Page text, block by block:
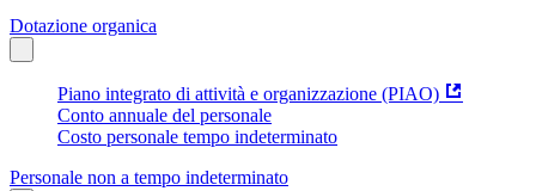
Dotazione organica
Piano integrato di attività e organizzazione (PIAO)
Conto annuale del personale
Costo personale tempo indeterminato
Personale non a tempo indeterminato